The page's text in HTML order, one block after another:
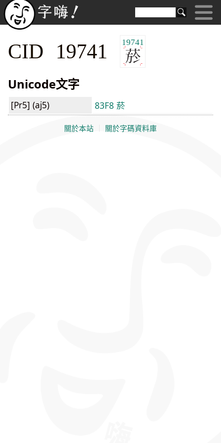
CID 19741 19741
Unicode文字
[Pr5] (aj5) 83F8 菸
關於本站 關於字碼資料庫